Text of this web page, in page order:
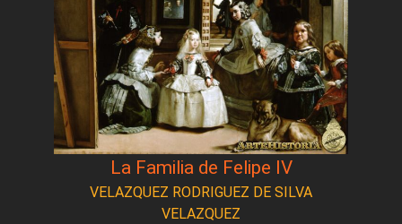
La Familia de Felipe IV
VELAZQUEZ RODRIGUEZ DE SILVA
VELAZQUEZ